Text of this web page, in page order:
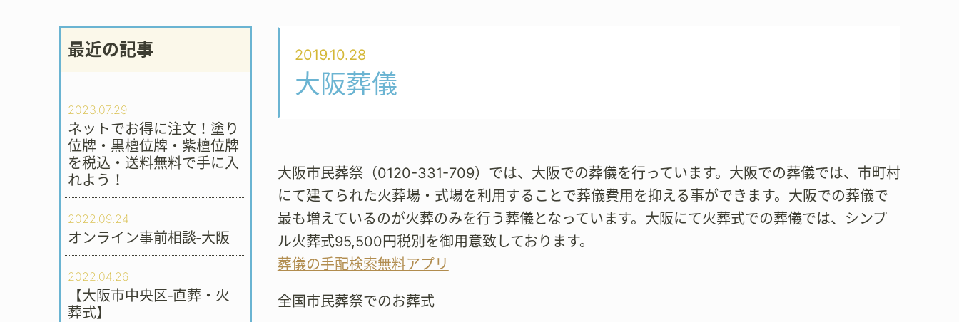
最近の記事
2023.07.29
ネットでお得に注文！塗り
位牌・黒檀位牌・紫檀位牌
を税込・送料無料で手に入
れよう！
2022.09.24
オンライン事前相談‐大阪
2022.04.26
【大阪市中央区‐直葬・火
葬式】
2019.10.28
大阪葬儀
大阪市民葬祭（0120-331-709）では、大阪での葬儀を行っています。大阪での葬儀では、市町村
にて建てられた火葬場・式場を利用することで葬儀費用を抑える事ができます。大阪での葬儀で
最も増えているのが火葬のみを行う葬儀となっています。大阪にて火葬式での葬儀では、シンプ
ル火葬式95,500円税別を御用意致しております。
葬儀の手配検索無料アプリ
全国市民葬祭でのお葬式